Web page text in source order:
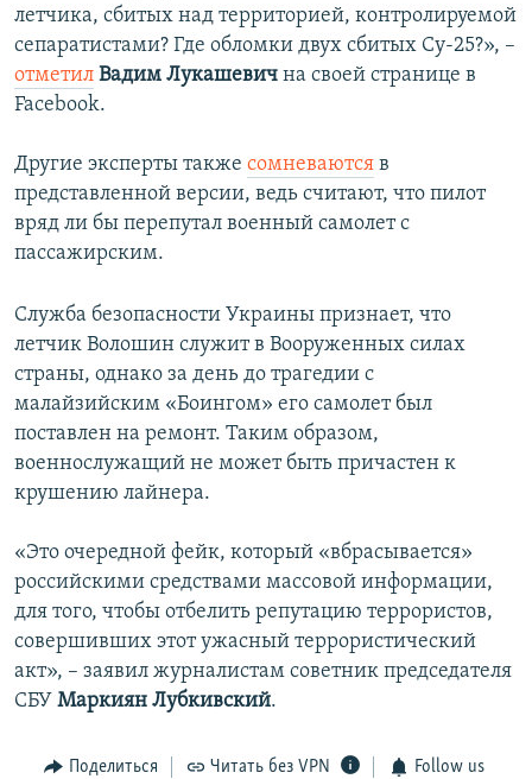
летчика, сбитых над территорией, контролируемой
сепаратистами? Где обломки двух сбитых Су-25?», –
отметил Вадим Лукашевич на своей странице в
Facebook.
Другие эксперты также сомневаются в
представленной версии, ведь считают, что пилот
вряд ли бы перепутал военный самолет с
пассажирским.
Служба безопасности Украины признает, что
летчик Волошин служит в Вооруженных силах
страны, однако за день до трагедии с
малайзийским «Боингом» его самолет был
поставлен на ремонт. Таким образом,
военнослужащий не может быть причастен к
крушению лайнера.
«Это очередной фейк, который «вбрасывается»
российскими средствами массовой информации,
для того, чтобы отбелить репутацию террористов,
совершивших этот ужасный террористический
акт», – заявил журналистам советник председателя
СБУ Маркиян Лубкивский.
Поделиться Читать без VPN Follow us